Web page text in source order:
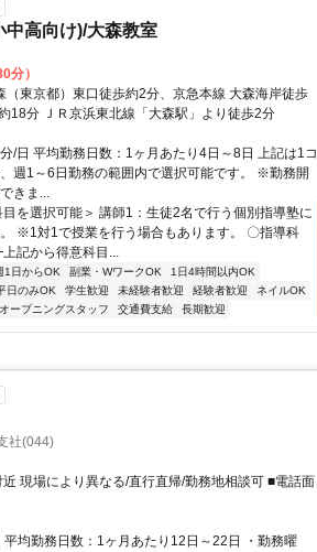
中高向け)/大森教室
分）
（東京都）東口徒歩約2分、京急本線 大森海岸徒歩
18分 ＪＲ京浜東北線「大森駅」より徒歩2分
/日 平均勤務日数：1ヶ月あたり4日～8日 上記は1コ
週1～6日勤務の範囲内で選択可能です。 ※勤務開
きま...
を選択可能＞ 講師1：生徒2名で行う個別指導塾に
※1対1で授業を行う場合もあります。 〇指導科
記から得意科目...
1日からOK 副業・WワークOK
1日4時間以内OK
日のみOK 学生歓迎 未経験者歓迎 経験者歓迎
ネイルOK
オープニングスタッフ 交通費支給 長期歓迎
社(044)
現場により異なる/直行直帰/勤務地相談可 ■電話面
均勤務日数：1ヶ月あたり12日～22日 ・勤務曜